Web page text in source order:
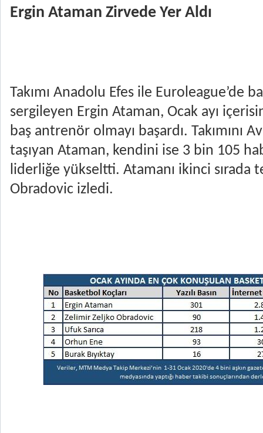
Ergin Ataman Zirvede Yer Aldı
Takımı Anadolu Efes ile Euroleague’de
sergileyen Ergin Ataman, Ocak ayı
baş antrenör olmayı başardı. Takımını
taşıyan Ataman, kendini ise 3 bin 105
liderliğe yükseltti. Atamanı ikinci sırada
Obradovic izledi.